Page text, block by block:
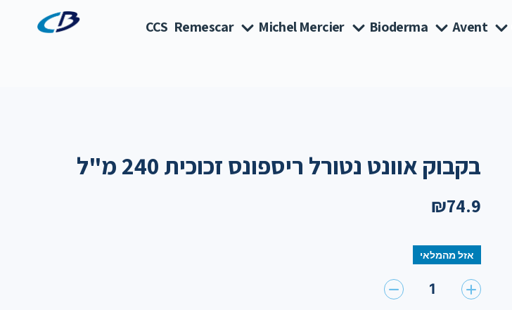
Avent
Bioderma
Michel Mercier
Remescar
CCS
בקבוק אוונט נטורל ריספונס זכוכית 240 מ"ל
₪74.9
אזל מהמלאי
1